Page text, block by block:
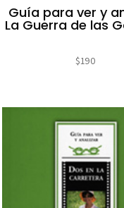
Guía para ver y
La Guerra de las
$190